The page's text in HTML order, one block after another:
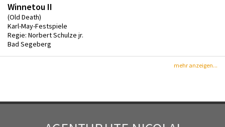
Winnetou II
(Old Death)
Karl-May-Festspiele
Regie: Norbert Schulze jr.
Bad Segeberg
mehr anzeigen...